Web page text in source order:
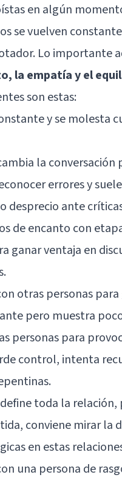
en algún
se vuelven
Lo importante
la empatía y el
son estas:
y se molesta
la conversación
errores y
desprecio ante
de encanto con
ganar ventaja en
otras personas
pero muestra
personas para
control, intenta
toda la
conviene mirar la
en estas
una persona de